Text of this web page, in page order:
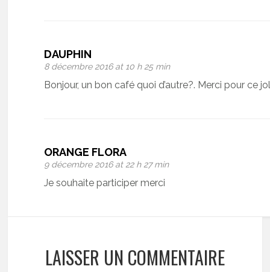
DAUPHIN
8 décembre 2016 at 10 h 25 min
Bonjour, un bon café quoi d’autre?. Merci pour ce
ORANGE FLORA
9 décembre 2016 at 22 h 27 min
Je souhaite participer merci
LAISSER UN COMMENTAIRE